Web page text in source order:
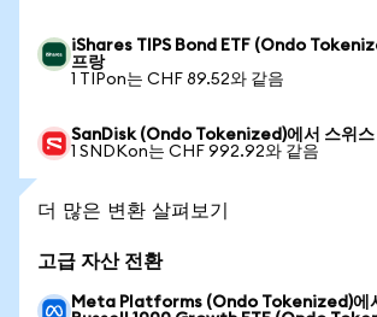
iShares TIPS Bond ETF (Ondo
프랑
1 TIPon는 CHF 89.52와 같음
SanDisk (Ondo Tokenized)에서 스위스
1 SNDKon는 CHF 992.92와 같음
더 많은 변환 살펴보기
고급 자산 전환
Meta Platforms (Ondo Tokenized)에